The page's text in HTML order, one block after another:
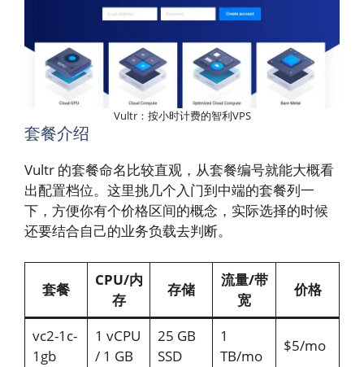
Vultr：按小时计费的智利VPS
套餐介绍
Vultr 的套餐命名比较直观，从套餐编号就能大概看
出配置档位。这里挑几个入门到中端的套餐列一
下，方便你有个价格区间的概念，实际选择的时候
还要结合自己的业务负载去判断。
套餐
CPU/内
存
存储
流量/带
宽
价格
vc2-1c-
1gb
1 vCPU
/ 1 GB
25 GB
SSD
1
TB/mo
$5/mo